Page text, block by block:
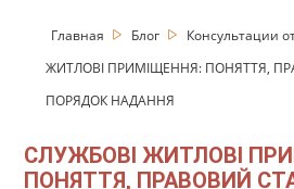
Главная Блог Консультации
ЖИТЛОВІ ПРИМІЩЕННЯ: ПОНЯТТЯ,
ПОРЯДОК НАДАННЯ
СЛУЖБОВІ ЖИТЛОВІ
ПОНЯТТЯ, ПРАВОВИЙ